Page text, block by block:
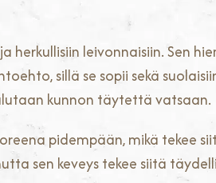
herkullisiin leivonnaisiin. Sen
sillä se sopii sekä
kunnon täytettä vatsaan.
pidempään, mikä tekee
sen keveys tekee siitä